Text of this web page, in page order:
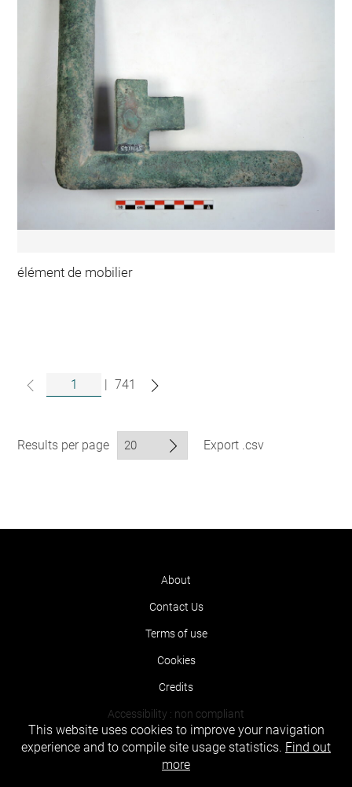
élément de mobilier
| 741
Results per page Export .csv
About
Contact Us
Terms of use
Cookies
Credits
Accessibility : non compliant
This website uses cookies to improve your navigation
experience and to compile site usage statistics. Find out
more